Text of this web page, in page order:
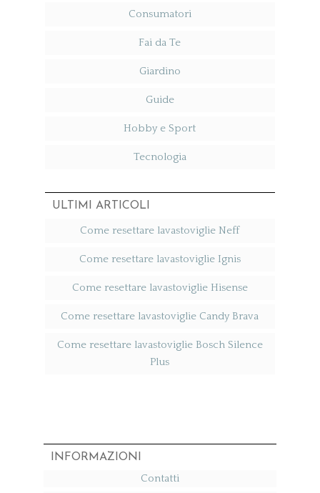
Consumatori
Fai da Te
Giardino
Guide
Hobby e Sport
Tecnologia
ULTIMI ARTICOLI
Come resettare lavastoviglie Neff​
Come resettare lavastoviglie Ignis​
Come resettare lavastoviglie Hisense​
Come resettare lavastoviglie Candy Brava​
Come resettare lavastoviglie Bosch Silence
Plus​
INFORMAZIONI
Contatti